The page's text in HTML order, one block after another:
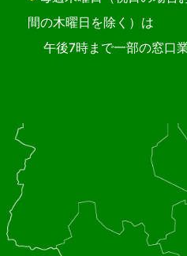
間の木曜日を除く）は
午後7時まで一部の窓口